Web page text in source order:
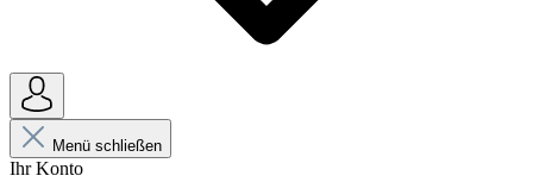
Menü schließen
Ihr Konto